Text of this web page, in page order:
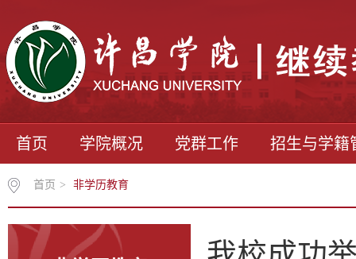
首页 学院概况 党群工作 招生与学籍
首页 > 非学历教育